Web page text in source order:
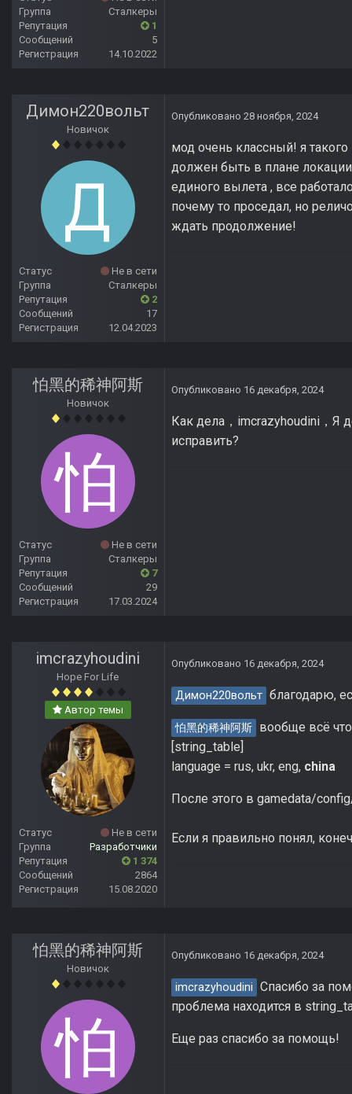
Группа
Сталкеры
Репутация
1
Сообщений
5
Регистрация
14.10.2022
Димон220вольт
Новичок
Статус
Не в сети
Группа
Сталкеры
Репутация
2
Сообщений
17
Регистрация
12.04.2023
Опубликовано 28 ноября, 2024
мод очень классный! я
должен быть в плане локации
единого вылета , все
почему то проседал, но
ждать продолжение!
怕黑的稀神阿斯
Новичок
Статус
Не в сети
Группа
Сталкеры
Репутация
7
Сообщений
29
Регистрация
17.03.2024
Опубликовано 16 декабря, 2024
Как дела，imcrazyhoudini，Я
исправить?
imcrazyhoudini
Hope For Life
Автор темы
Статус
Не в сети
Группа
Разработчики
Репутация
1 374
Сообщений
2864
Регистрация
15.08.2020
Опубликовано 16 декабря, 2024
Димон220вольт благодарю,
怕黑的稀神阿斯 вообще всё
[string_table]
language = rus, ukr, eng, china
После этого в gamedata/
Если я правильно понял,
怕黑的稀神阿斯
Новичок
Опубликовано 16 декабря, 2024
imcrazyhoudini Спасибо за
проблема находится в
Еще раз спасибо за помощь!